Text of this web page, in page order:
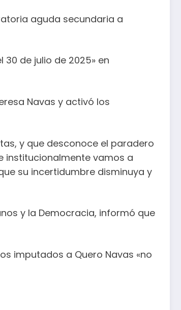
aguda secundaria a
de julio de 2025» en
Navas y activó los
y que desconoce el paradero
institucionalmente vamos a
su incertidumbre disminuya y
y la Democracia, informó que
imputados a Quero Navas «no